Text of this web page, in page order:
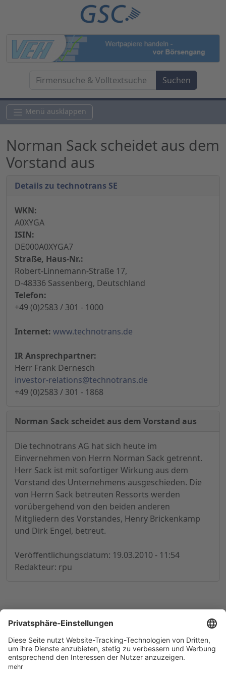
Menü ausklappen
Norman Sack scheidet aus dem
Vorstand aus
Details zu technotrans SE
WKN:
A0XYGA
ISIN:
DE000A0XYGA7
Straße, Haus-Nr.:
Robert-Linnemann-Straße 17,
D-48336 Sassenberg, Deutschland
Telefon:
+49 (0)2583 / 301 - 1000
Internet: www.technotrans.de
IR Ansprechpartner:
Herr Frank Dernesch
investor-relations@technotrans.de
+49 (0)2583 / 301 - 1868
Norman Sack scheidet aus dem Vorstand aus
Die technotrans AG hat sich heute im
Einvernehmen von Herrn Norman Sack getrennt.
Herr Sack ist mit sofortiger Wirkung aus dem
Vorstand des Unternehmens ausgeschieden. Die
von Herrn Sack betreuten Ressorts werden
vorübergehend von den beiden anderen
Mitgliedern des Vorstandes, Henry Brickenkamp
und Dirk Engel, betreut.
Veröffentlichungsdatum: 19.03.2010 - 11:54
Redakteur: rpu
© 1998-2026by GSC Research GmbH
Datenschutz